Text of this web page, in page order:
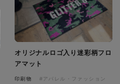
オリジナルロゴ入り迷彩柄フロ
アマット
印刷物
#アパレル・ファッション